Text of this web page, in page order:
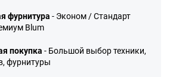
фурнитура - Эконом / Стандарт
Blum
покупка - Большой выбор техники,
фурнитуры